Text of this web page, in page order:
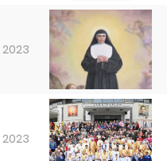
2023
2023